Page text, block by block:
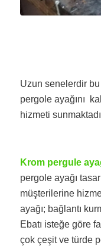
Uzun senelerdir
pergole ayağını
hizmeti
Krom pergule
pergole ayağı
müşterilerine
ayağı; bağlantı
Ebatı isteğe göre
çok çeşit ve türde